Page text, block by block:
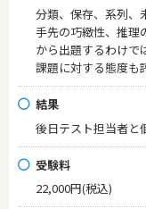
分類、保存、系列、
手先の巧緻性、推理
から出題するわけで
課題に対する態度も
結果
後日テスト担当者と
受験料
22,000円(税込)